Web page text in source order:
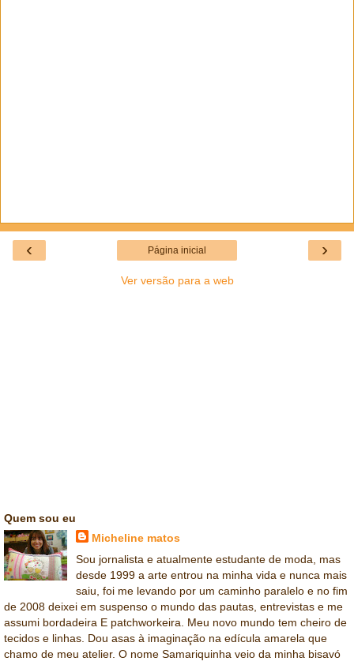
‹ ›
Página inicial
Ver versão para a web
Quem sou eu
Micheline matos
Sou jornalista e atualmente estudante de moda, mas
desde 1999 a arte entrou na minha vida e nunca mais
saiu, foi me levando por um caminho paralelo e no fim
de 2008 deixei em suspenso o mundo das pautas, entrevistas e me
assumi bordadeira E patchworkeira. Meu novo mundo tem cheiro de
tecidos e linhas. Dou asas à imaginação na edícula amarela que
chamo de meu atelier. O nome Samariquinha veio da minha bisavó